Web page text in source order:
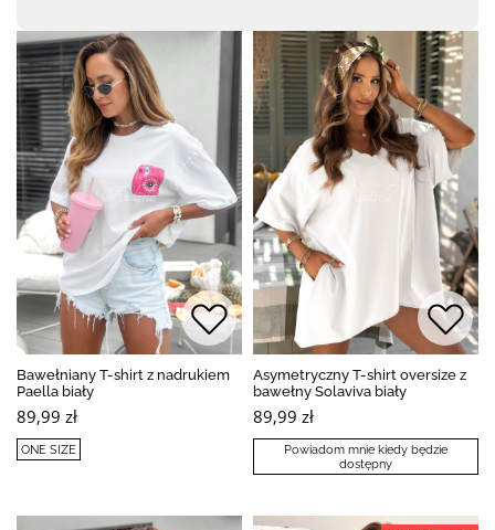
Bawełniany T-shirt z nadrukiem
Paella biały
89,99 zł
ONE SIZE
Asymetryczny T-shirt oversize z
bawełny Solaviva biały
89,99 zł
Powiadom mnie kiedy będzie
dostępny